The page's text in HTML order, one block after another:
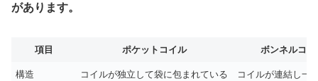
があります。
項目 ポケットコイル ボンネルコイ
構造 コイルが独立して袋に包まれている コイルが連結し一